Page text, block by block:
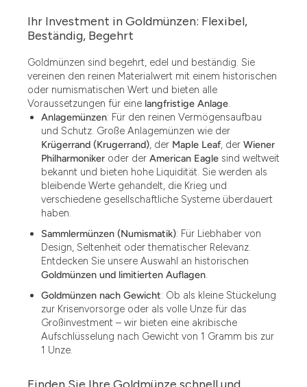
Ihr Investment in Goldmünzen: Flexibel,
Beständig, Begehrt
Goldmünzen sind begehrt, edel und beständig. Sie
vereinen den reinen Materialwert mit einem historischen
oder numismatischen Wert und bieten alle
Voraussetzungen für eine langfristige Anlage.
Anlagemünzen: Für den reinen Vermögensaufbau
und Schutz. Große Anlagemünzen wie der
Krügerrand (Krugerrand), der Maple Leaf, der Wiener
Philharmoniker oder der American Eagle sind weltweit
bekannt und bieten hohe Liquidität. Sie werden als
bleibende Werte gehandelt, die Krieg und
verschiedene gesellschaftliche Systeme überdauert
haben.
Sammlermünzen (Numismatik): Für Liebhaber von
Design, Seltenheit oder thematischer Relevanz.
Entdecken Sie unsere Auswahl an historischen
Goldmünzen und limitierten Auflagen.
Goldmünzen nach Gewicht: Ob als kleine Stückelung
zur Krisenvorsorge oder als volle Unze für das
Großinvestment – wir bieten eine akribische
Aufschlüsselung nach Gewicht von 1 Gramm bis zur
1 Unze.